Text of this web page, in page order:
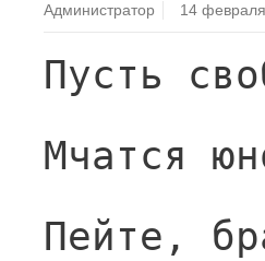
Администратор 14
Пусть
Мчатся
Пейте,